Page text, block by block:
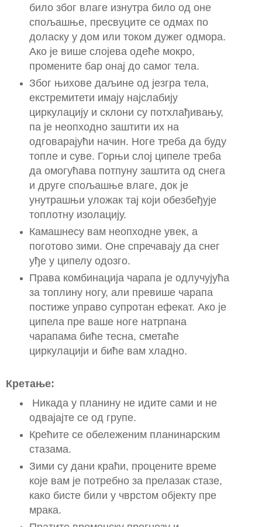
било због влаге изнутра било од оне
спољашње, пресвуците се одмах по
доласку у дом или током дужег одмора.
Ако је више слојева одеће мокро,
промените бар онај до самог тела.
Због њихове даљине од језгра тела,
екстремитети имају најслабију
циркулацију и склони су потхлађивању,
па је неопходно заштити их на
одговарајући начин. Ноге треба да буду
топле и суве. Горњи слој ципеле треба
да омогућава потпуну заштита од снега
и друге спољашње влаге, док је
унутрашњи уложак тај који обезбеђује
топлотну изолацију.
Камашнесу вам неопходне увек, а
поготово зими. Оне спречавају да снег
уђе у ципелу одозго.
Права комбинација чарапа је одлучујућа
за топлину ногу, али превише чарапа
постиже управо супротан ефекат. Ако је
ципела пре ваше ноге натрпана
чарапама биће тесна, сметаће
циркулацији и биће вам хладно.
Кретање:
Никада у планину не идите сами и не
одвајајте се од групе.
Крећите се обележеним планинарским
стазама.
Зими су дани краћи, процените време
које вам је потребно за прелазак стазе,
како бисте били у чврстом објекту пре
мрака.